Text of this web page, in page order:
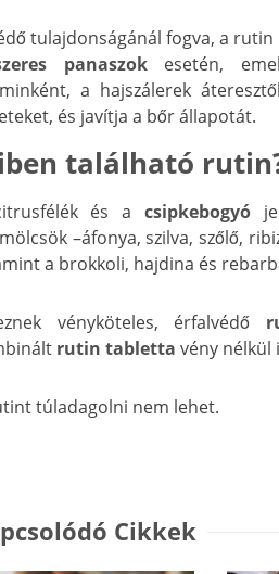
tulajdonságánál fogva, a
panaszokesetén,
a hajszálerek
és javítja a bőr állapotát.
található
és a csipkebogyó
–áfonya, szilva, szőlő,
a brokkoli, hajdina és
vényköteles, érfalvédő
rutin tabletta vény nélkül
túladagolni nem lehet.
Cikkek